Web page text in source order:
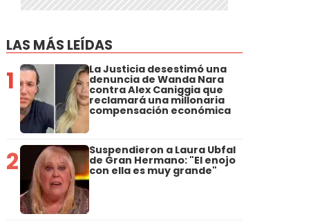
LAS MÁS LEÍDAS
1 La Justicia desestimó una
denuncia de Wanda Nara
contra Alex Caniggia que
reclamará una millonaria
compensación económica
2 Suspendieron a Laura Ubfal
de Gran Hermano: "El enojo
con ella es muy grande"